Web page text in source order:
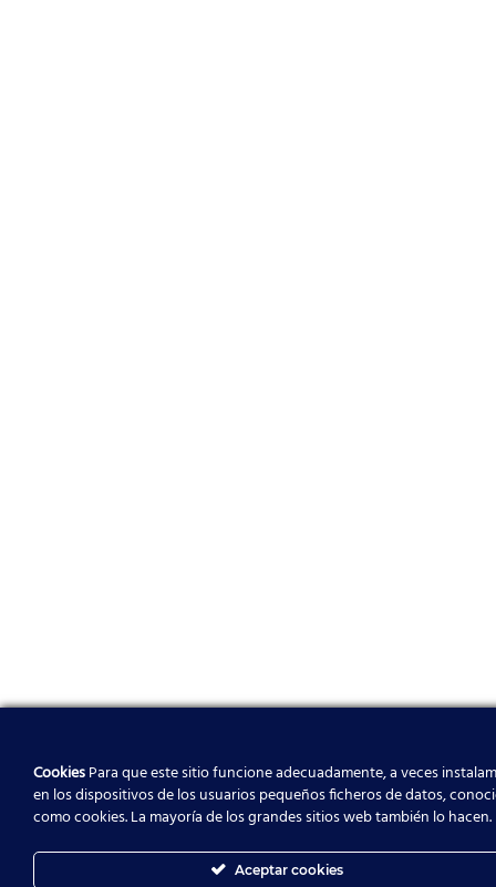
CookiesPara que este sitio funcione adecuadamente, a veces
en los dispositivos de los usuarios pequeños ficheros de datos,
como cookies. La mayoría de los grandes sitios web también lo hacen.
Aceptar cookies